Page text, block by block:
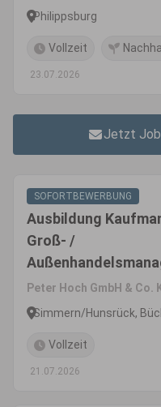
Philippsburg
Vollzeit
23.07.2026
Jetzt
SOFORTBEWERBUNG
Ausbildung
Groß- /
(m/w/d)
Peter Hoch GmbH & Co.
Simmern/Hunsrück,
Vollzeit
21.07.2026